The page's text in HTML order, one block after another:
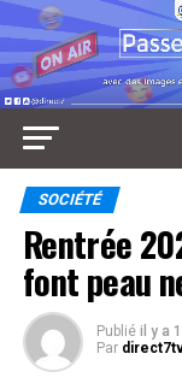
SOCIÉTÉ
Rentrée
font peau
Publié il y a
Par